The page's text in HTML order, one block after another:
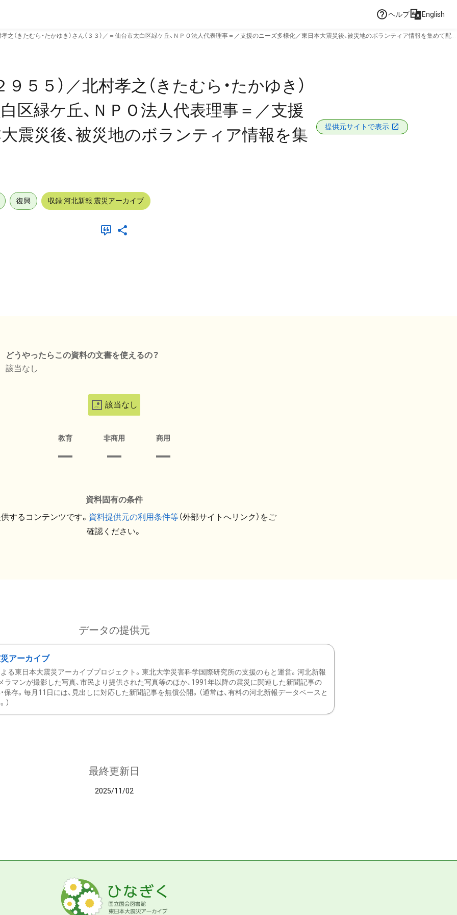
ヘルプ English
之（きたむら・たかゆき）さん（３３）／＝仙台市太白区緑ケ丘、ＮＰＯ法人代表理事＝／支援のニーズ多様化／東日本大震災後、被災地のボランティア情報を集めて配
５５）／北村孝之（きたむら・たかゆき）
白区緑ケ丘、ＮＰＯ法人代表理事＝／支援
震災後、被災地のボランティア情報を集
提供元サイトで表示
復興 収録:河北新報 震災アーカイブ
どうやったらこの資料の文書を使えるの？
該当なし
該当なし
教育 非商用 商用
資料固有の条件
するコンテンツです。 資料提供元の利用条件等（外部サイトへリンク）をご
確認ください。
データの提供元
アーカイブ
る東日本大震災アーカイブプロジェクト。東北大学災害科学国際研究所の支援のもと運営。河北新報
ラマンが撮影した写真、市民より提供された写真等のほか、1991年以降の震災に関連した新聞記事の
保存。毎月11日には、見出しに対応した新聞記事を無償公開。（通常は、有料の河北新報データベースと
）
最終更新日
2025/11/02